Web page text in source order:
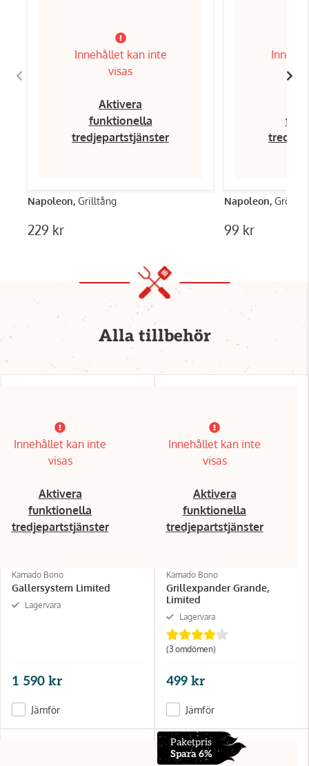
Innehållet kan inte
visas
Aktivera
funktionella
tredjepartstjänster
Napoleon, Grilltång
229 kr
Napoleon,
99 kr
Alla tillbehör
Innehållet kan inte
visas
Aktivera
funktionella
tredjepartstjänster
Kamado Bono
Gallersystem Limited
Lagervara
1 590 kr
Jämför
Innehållet kan inte
visas
Aktivera
funktionella
tredjepartstjänster
Kamado Bono
Grillexpander Grande,
Limited
Lagervara
(3 omdömen)
499 kr
Jämför
Paketpris
Spara 6%